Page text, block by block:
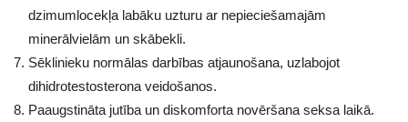
dzimumlocekļa labāku uzturu ar nepieciešamajām
minerālvielām un skābekli.
Sēklinieku normālas darbības atjaunošana, uzlabojot
dihidrotestosterona veidošanos.
Paaugstināta jutība un diskomforta novēršana seksa laikā.